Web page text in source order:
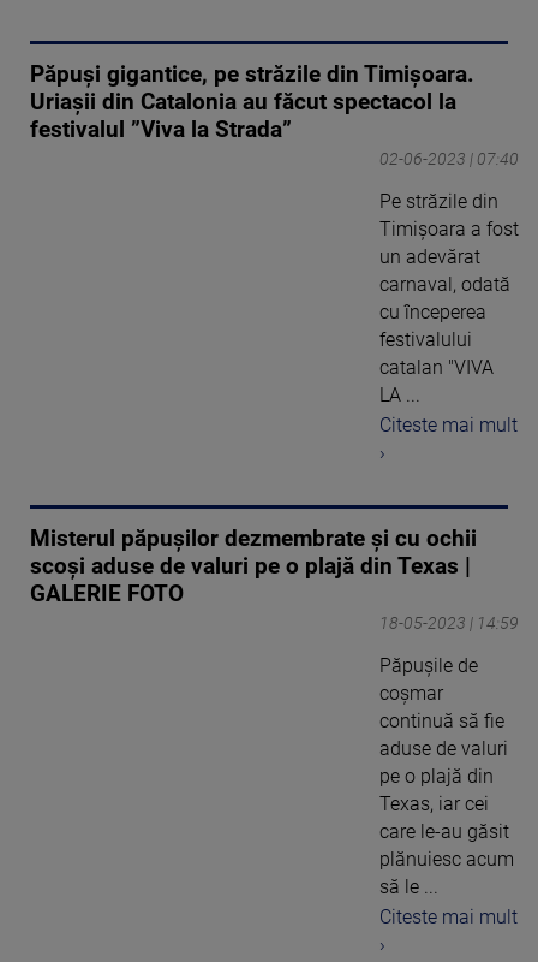
Păpuşi gigantice, pe străzile din Timișoara.
Uriaşii din Catalonia au făcut spectacol la
festivalul ”Viva la Strada”
02-06-2023 | 07:40
Pe străzile din
Timișoara a fost
un adevărat
carnaval, odată
cu începerea
festivalului
catalan "VIVA
LA ...
Citeste mai mult
›
Misterul păpușilor dezmembrate și cu ochii
scoși aduse de valuri pe o plajă din Texas |
GALERIE FOTO
18-05-2023 | 14:59
Păpușile de
coșmar
continuă să fie
aduse de valuri
pe o plajă din
Texas, iar cei
care le-au găsit
plănuiesc acum
să le ...
Citeste mai mult
›